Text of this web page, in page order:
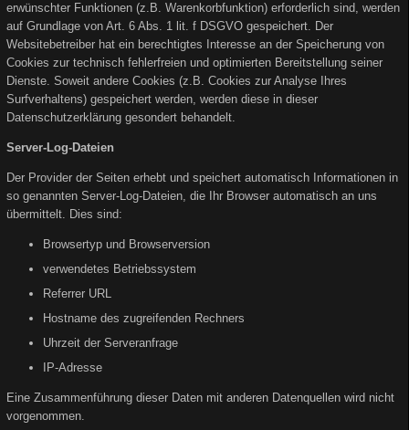
erwünschter Funktionen (z.B. Warenkorbfunktion) erforderlich sind, werden
auf Grundlage von Art. 6 Abs. 1 lit. f DSGVO gespeichert. Der
Websitebetreiber hat ein berechtigtes Interesse an der Speicherung von
Cookies zur technisch fehlerfreien und optimierten Bereitstellung seiner
Dienste. Soweit andere Cookies (z.B. Cookies zur Analyse Ihres
Surfverhaltens) gespeichert werden, werden diese in dieser
Datenschutzerklärung gesondert behandelt.
Server-Log-Dateien
Der Provider der Seiten erhebt und speichert automatisch Informationen in
so genannten Server-Log-Dateien, die Ihr Browser automatisch an uns
übermittelt. Dies sind:
Browsertyp und Browserversion
verwendetes Betriebssystem
Referrer URL
Hostname des zugreifenden Rechners
Uhrzeit der Serveranfrage
IP-Adresse
Eine Zusammenführung dieser Daten mit anderen Datenquellen wird nicht
vorgenommen.